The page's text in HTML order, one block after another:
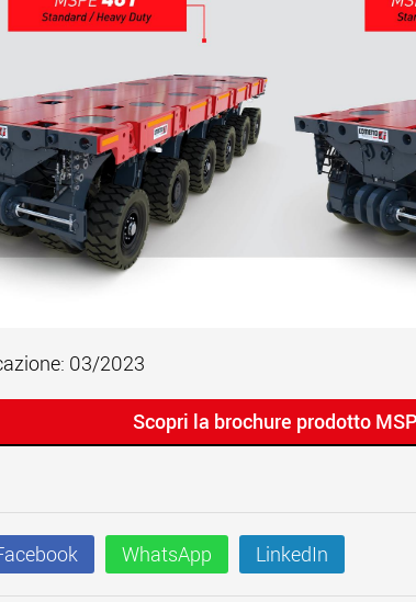
03/2023
Scopri la brochure prodotto
WhatsApp LinkedIn